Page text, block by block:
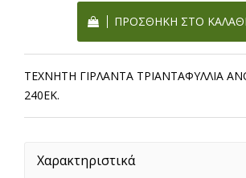
ΠΡΟΣΘΉΚΗ ΣΤΟ ΚΑΛΆΘΙ
ΤΕΧΝΗΤΗ ΓΙΡΛΑΝΤΑ ΤΡΙΑΝΤΑΦΥΛΛΙΑ
240ΕΚ.
Χαρακτηριστικά